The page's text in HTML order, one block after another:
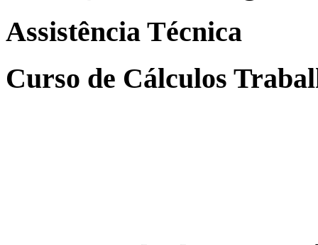
Assistência Técnica
Curso de Cálculos